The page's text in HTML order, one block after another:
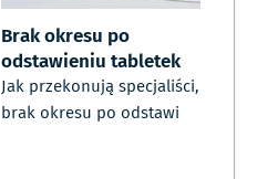
Brak okresu po
odstawieniu tabletek
Jak przekonują specjaliści,
brak okresu po odstawi